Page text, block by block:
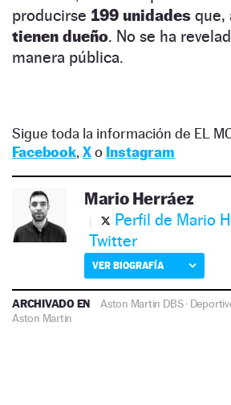
producirse 199 unidades que,
tienen dueño. No se ha
manera pública.
Sigue toda la información de EL
Facebook, Xo Instagram
Mario Herráez
Perfil de Mario
Twitter
VER BIOGRAFÍA
ARCHIVADO EN Aston Martin DBS·
Aston Martin